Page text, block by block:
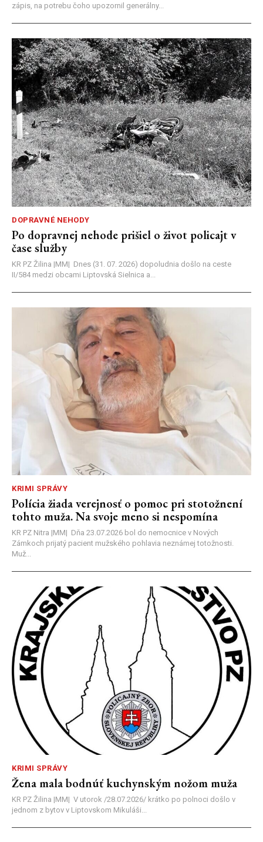
zápis, na potrebu čoho upozornil generálny...
DOPRAVNÉ NEHODY
Po dopravnej nehode prišiel o život policajt v
čase služby
KR PZ Žilina |MM| Dnes (31. 07. 2026) dopoludnia došlo na ceste
II/584 medzi obcami Liptovská Sielnica a...
KRIMI SPRÁVY
Polícia žiada verejnosť o pomoc pri stotožnení
tohto muža. Na svoje meno si nespomína
KR PZ Nitra |MM| Dňa 23.07.2026 bol do nemocnice v Nových
Zámkoch prijatý pacient mužského pohlavia neznámej totožnosti.
Muž...
KRIMI SPRÁVY
Žena mala bodnúť kuchynským nožom muža
KR PZ Žilina |MM| V utorok /28.07.2026/ krátko po polnoci došlo v
jednom z bytov v Liptovskom Mikuláši...